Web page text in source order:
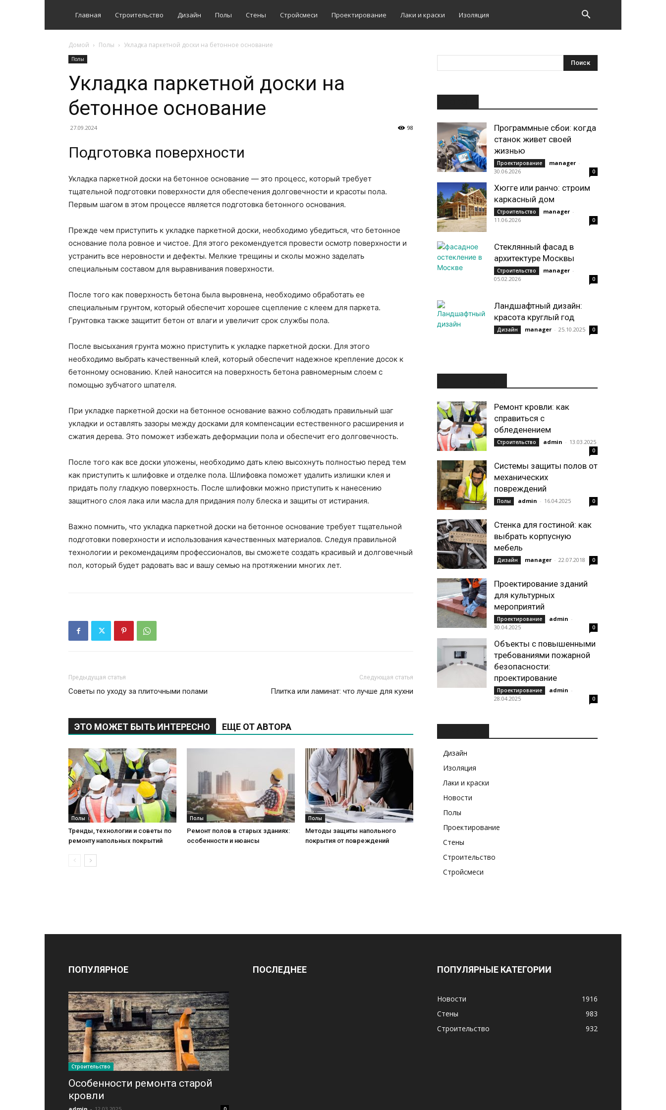
Главная Строительство Дизайн Полы Стены Стройсмеси Проектирование Лаки и краски Изоляция
Домой Полы Укладка паркетной доски на бетонное основание
Полы
Укладка паркетной доски на
бетонное основание
27.09.2024 98
Подготовка поверхности
Укладка паркетной доски на бетонное основание — это процесс, который требует
тщательной подготовки поверхности для обеспечения долговечности и красоты пола.
Первым шагом в этом процессе является подготовка бетонного основания.
Прежде чем приступить к укладке паркетной доски, необходимо убедиться, что бетонное
основание пола ровное и чистое. Для этого рекомендуется провести осмотр поверхности и
устранить все неровности и дефекты. Мелкие трещины и сколы можно заделать
специальным составом для выравнивания поверхности.
После того как поверхность бетона была выровнена, необходимо обработать ее
специальным грунтом, который обеспечит хорошее сцепление с клеем для паркета.
Грунтовка также защитит бетон от влаги и увеличит срок службы пола.
После высыхания грунта можно приступить к укладке паркетной доски. Для этого
необходимо выбрать качественный клей, который обеспечит надежное крепление досок к
бетонному основанию. Клей наносится на поверхность бетона равномерным слоем с
помощью зубчатого шпателя.
При укладке паркетной доски на бетонное основание важно соблюдать правильный шаг
укладки и оставлять зазоры между досками для компенсации естественного расширения и
сжатия дерева. Это поможет избежать деформации пола и обеспечит его долговечность.
После того как все доски уложены, необходимо дать клею высохнуть полностью перед тем
как приступить к шлифовке и отделке пола. Шлифовка поможет удалить излишки клея и
придать полу гладкую поверхность. После шлифовки можно приступить к нанесению
защитного слоя лака или масла для придания полу блеска и защиты от истирания.
Важно помнить, что укладка паркетной доски на бетонное основание требует тщательной
подготовки поверхности и использования качественных материалов. Следуя правильной
технологии и рекомендациям профессионалов, вы сможете создать красивый и долговечный
пол, который будет радовать вас и вашу семью на протяжении многих лет.
Предыдущая статья
Советы по уходу за плиточными полами
Следующая статья
Плитка или ламинат: что лучше для кухни
ЭТО МОЖЕТ БЫТЬ ИНТЕРЕСНО ЕЩЕ ОТ АВТОРА
Полы
Тренды, технологии и советы по
ремонту напольных покрытий
Полы
Ремонт полов в старых зданиях:
особенности и нюансы
Полы
Методы защиты напольного
покрытия от повреждений
Программные сбои: когда
станок живет своей
жизнью
Проектирование manager -
30.06.2026
0
Хюгге или ранчо: строим
каркасный дом
Строительство manager -
11.06.2026
0
Стеклянный фасад в
архитектуре Москвы
Строительство manager -
05.02.2026
0
Ландшафтный дизайн:
красота круглый год
Дизайн manager - 25.10.2025 0
Ремонт кровли: как
справиться с
обледенением
Строительство admin - 13.03.2025
0
Системы защиты полов от
механических
повреждений
Полы admin - 16.04.2025 0
Стенка для гостиной: как
выбрать корпусную
мебель
Дизайн manager - 22.07.2018 0
Проектирование зданий
для культурных
мероприятий
Проектирование admin -
30.04.2025
0
Объекты с повышенными
требованиями пожарной
безопасности:
проектирование
Проектирование admin -
28.04.2025
0
Дизайн
Изоляция
Лаки и краски
Новости
Полы
Проектирование
Стены
Строительство
Стройсмеси
ПОПУЛЯРНОЕ
Строительство
Особенности ремонта старой
кровли
ПОСЛЕДНЕЕ ПОПУЛЯРНЫЕ КАТЕГОРИИ
Новости
1916
Стены
983
Строительство
932